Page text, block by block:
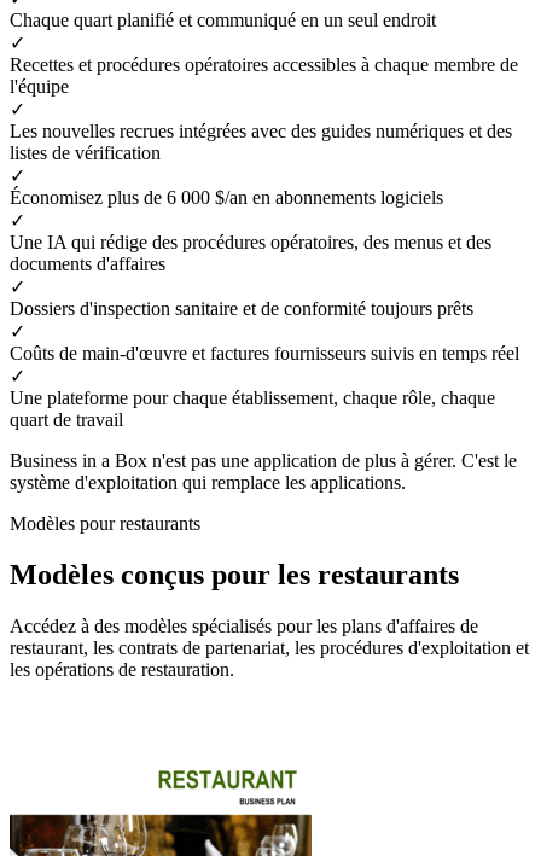
Chaque quart planifié et communiqué en un seul endroit
✓
Recettes et procédures opératoires accessibles à chaque membre de
l'équipe
✓
Les nouvelles recrues intégrées avec des guides numériques et des
listes de vérification
✓
Économisez plus de 6 000 $/an en abonnements logiciels
✓
Une IA qui rédige des procédures opératoires, des menus et des
documents d'affaires
✓
Dossiers d'inspection sanitaire et de conformité toujours prêts
✓
Coûts de main-d'œuvre et factures fournisseurs suivis en temps réel
✓
Une plateforme pour chaque établissement, chaque rôle, chaque
quart de travail
Business in a Box n'est pas une application de plus à gérer. C'est le
système d'exploitation qui remplace les applications.
Modèles pour restaurants
Modèles conçus pour les restaurants
Accédez à des modèles spécialisés pour les plans d'affaires de
restaurant, les contrats de partenariat, les procédures d'exploitation et
les opérations de restauration.